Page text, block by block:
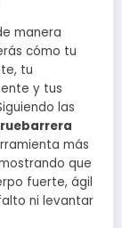
manera
cómo tu
tu
y tus
las
más
que
fuerte, ágil
ni levantar